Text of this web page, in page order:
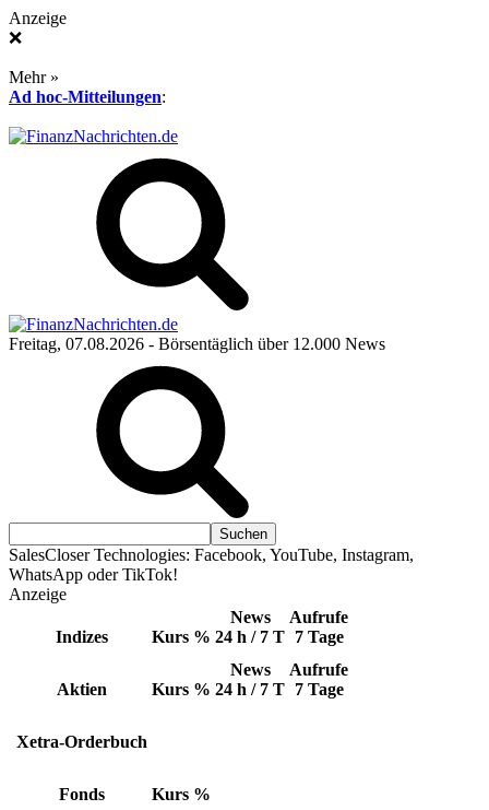
Anzeige
❌
Mehr »
Ad hoc-Mitteilungen:
Freitag, 07.08.2026 - Börsentäglich über 12.000 News
SalesCloser Technologies: Facebook, YouTube, Instagram,
WhatsApp oder TikTok!
Anzeige
Indizes Kurs %
News
24 h / 7 T
Aufrufe
7 Tage
Aktien Kurs %
News
24 h / 7 T
Aufrufe
7 Tage
Xetra-Orderbuch
Fonds Kurs %